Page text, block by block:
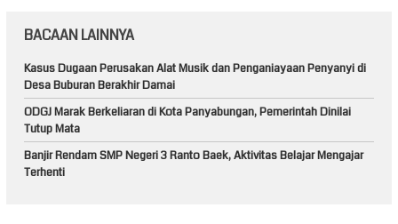
BACAAN LAINNYA
Kasus Dugaan Perusakan Alat Musik dan Penganiayaan Penyanyi di
Desa Buburan Berakhir Damai
ODGJ Marak Berkeliaran di Kota Panyabungan, Pemerintah Dinilai
Tutup Mata
Banjir Rendam SMP Negeri 3 Ranto Baek, Aktivitas Belajar Mengajar
Terhenti